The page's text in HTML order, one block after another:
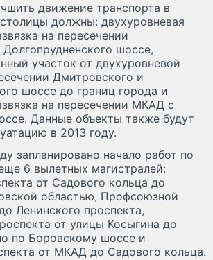
движение транспорта в
должны: двухуровневая
на пересечении
шоссе,
участок от двухуровневой
Дмитровского и
шоссе до границ города и
на пересечении МКАД с
Данные объекты также будут
в 2013 году.
запланировано начало работ по
6 вылетных магистралей:
от Садового кольца до
областью, Профсоюзной
Ленинского проспекта,
от улицы Косыгина до
по Боровскому шоссе и
от МКАД до Садового кольца.